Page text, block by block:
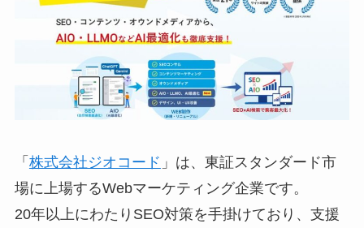
「 株式会社ジオコード 」は、東証スタンダード市
場に上場するWebマーケティング企業です。
20年以上にわたりSEO対策を手掛けており、支援